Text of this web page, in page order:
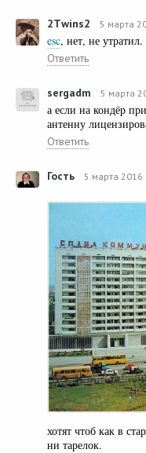
2Тwins2 5 марта
esc, нет, не утратил.
Ответить
sergadm 5 марта
а если на кондёр
антенну
Ответить
Гость 5 марта 2016
хотят чтоб как в
ни тарелок.